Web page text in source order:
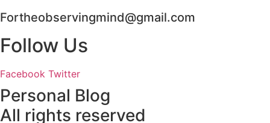
Fortheobservingmind@gmail.com
Follow Us
Facebook Twitter
Personal Blog
All rights reserved